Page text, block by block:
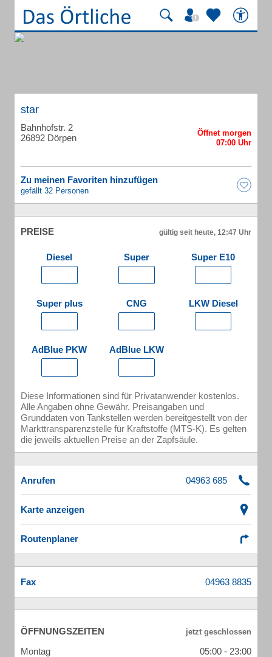
star
Bahnhofstr. 2
26892 Dörpen
Zu meinen Favoriten hinzufügen
gefällt 32 Personen
PREISE gültig seit heute, 12:47 Uhr
Diesel Super Super E10
Super plus CNG LKW Diesel
AdBlue PKW AdBlue LKW
Diese Informationen sind für Privatanwender kostenlos.
Alle Angaben ohne Gewähr. Preisangaben und
Grunddaten von Tankstellen werden bereitgestellt von der
Markttransparenzstelle für Kraftstoffe (MTS-K). Es gelten
die jeweils aktuellen Preise an der Zapfsäule.
Anrufen
Karte anzeigen
Routenplaner
Fax
ÖFFNUNGSZEITEN
Montag
05:00 - 23:00